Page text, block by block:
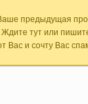
предыдущая
тут или
и сочту Вас